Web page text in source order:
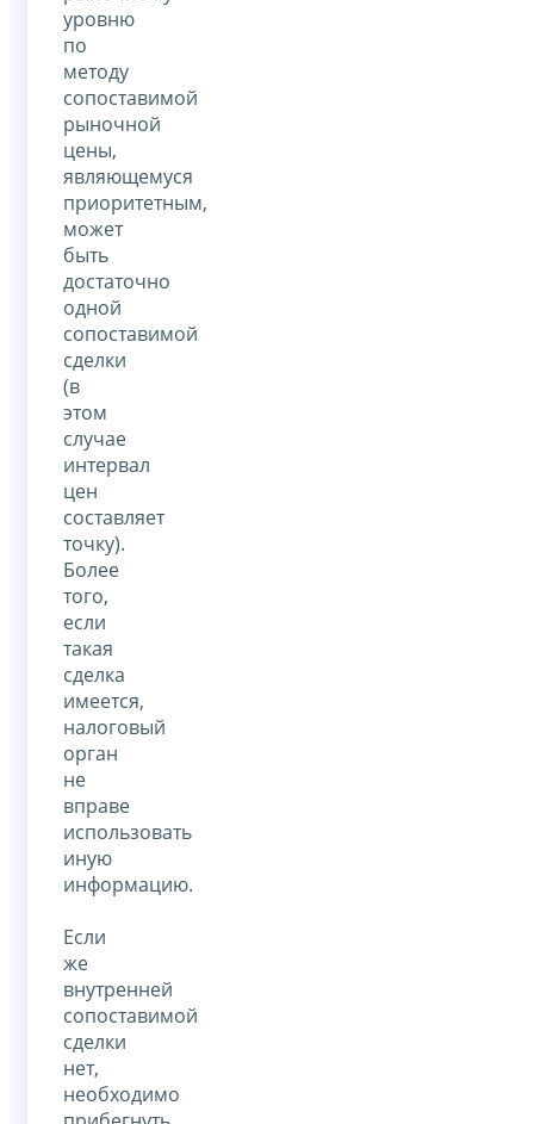
уровню
по
методу
сопоставимой
рыночной
цены,
являющемуся
приоритетным,
может
быть
достаточно
одной
сопоставимой
сделки
(в
этом
случае
интервал
цен
составляет
точку).
Более
того,
если
такая
сделка
имеется,
налоговый
орган
не
вправе
использовать
иную
информацию.
Если
же
внутренней
сопоставимой
сделки
нет,
необходимо